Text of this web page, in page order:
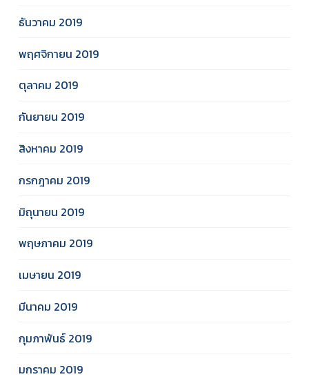
ธันวาคม 2019
พฤศจิกายน 2019
ตุลาคม 2019
กันยายน 2019
สิงหาคม 2019
กรกฎาคม 2019
มิถุนายน 2019
พฤษภาคม 2019
เมษายน 2019
มีนาคม 2019
กุมภาพันธ์ 2019
มกราคม 2019